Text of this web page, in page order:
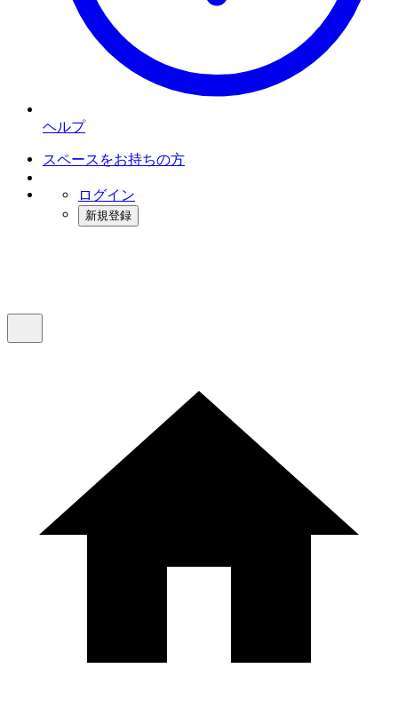
ヘルプ
スペースをお持ちの方
ログイン
新規登録